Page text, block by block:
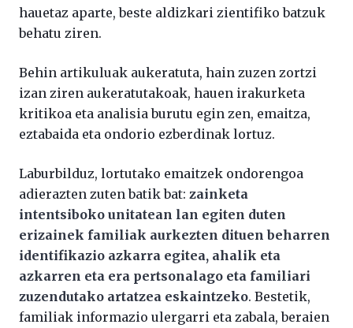
hauetaz aparte, beste aldizkari zientifiko batzuk
behatu ziren.
Behin artikuluak aukeratuta, hain zuzen zortzi
izan ziren aukeratutakoak, hauen irakurketa
kritikoa eta analisia burutu egin zen, emaitza,
eztabaida eta ondorio ezberdinak lortuz.
Laburbilduz, lortutako emaitzek ondorengoa
adierazten zuten batik bat: zainketa
intentsiboko unitatean lan egiten duten
erizainek familiak aurkezten dituen beharren
identifikazio azkarra egitea, ahalik eta
azkarren eta era pertsonalago eta familiari
zuzendutako artatzea eskaintzeko. Bestetik,
familiak informazio ulergarri eta zabala, beraien